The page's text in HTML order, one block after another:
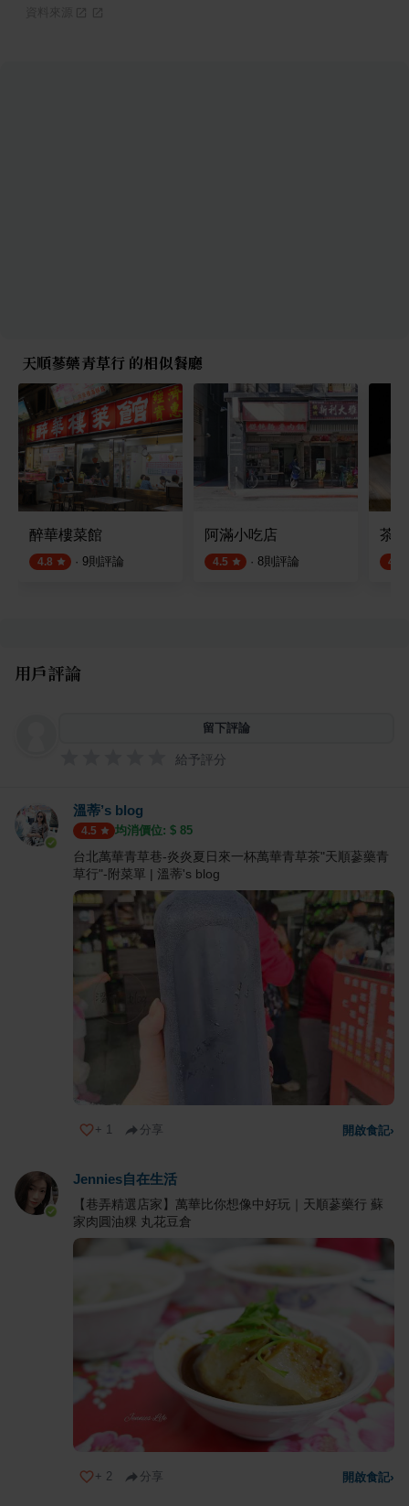
天順蔘藥青草行 的相似餐廳
醉華樓菜館
4.8 · 9則評論
阿滿小吃店
4.5 · 8則評論
茶
4.6
用戶評論
留下評論
給予評分
溫蒂’s blog
4.5 均消價位: $ 85
台北萬華青草巷-炎炎夏日來一杯萬華青草茶"天順蔘藥青
草行"-附菜單 | 溫蒂's blog
+ 1 分享 開啟食記›
Jennies自在生活
【巷弄精選店家】萬華比你想像中好玩｜天順蔘藥行 蘇
家肉圓油粿 丸花豆倉
+ 2 分享 開啟食記›